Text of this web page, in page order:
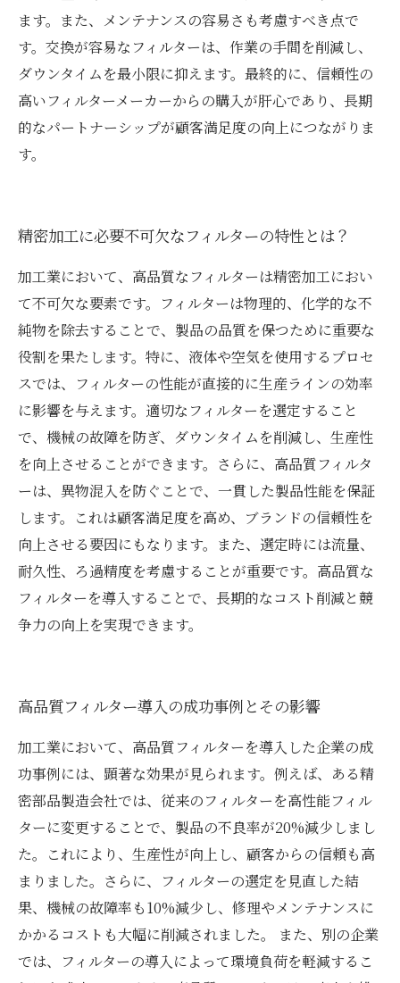
ます。また、メンテナンスの容易さも考慮すべき点で
す。交換が容易なフィルターは、作業の手間を削減し、
ダウンタイムを最小限に抑えます。最終的に、信頼性の
高いフィルターメーカーからの購入が肝心であり、長期
的なパートナーシップが顧客満足度の向上につながりま
す。
精密加工に必要不可欠なフィルターの特性とは？
加工業において、高品質なフィルターは精密加工におい
て不可欠な要素です。フィルターは物理的、化学的な不
純物を除去することで、製品の品質を保つために重要な
役割を果たします。特に、液体や空気を使用するプロセ
スでは、フィルターの性能が直接的に生産ラインの効率
に影響を与えます。適切なフィルターを選定すること
で、機械の故障を防ぎ、ダウンタイムを削減し、生産性
を向上させることができます。さらに、高品質フィルタ
ーは、異物混入を防ぐことで、一貫した製品性能を保証
します。これは顧客満足度を高め、ブランドの信頼性を
向上させる要因にもなります。また、選定時には流量、
耐久性、ろ過精度を考慮することが重要です。高品質な
フィルターを導入することで、長期的なコスト削減と競
争力の向上を実現できます。
高品質フィルター導入の成功事例とその影響
加工業において、高品質フィルターを導入した企業の成
功事例には、顕著な効果が見られます。例えば、ある精
密部品製造会社では、従来のフィルターを高性能フィル
ターに変更することで、製品の不良率が20%減少しまし
た。これにより、生産性が向上し、顧客からの信頼も高
まりました。さらに、フィルターの選定を見直した結
果、機械の故障率も10%減少し、修理やメンテナンスに
かかるコストも大幅に削減されました。 また、別の企業
では、フィルターの導入によって環境負荷を軽減するこ